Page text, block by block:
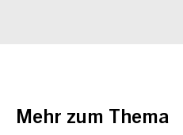
Mehr zum Thema